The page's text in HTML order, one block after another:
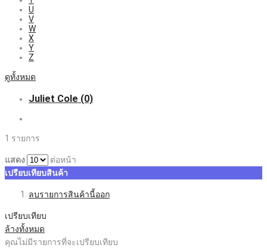
U
V
W
X
Y
Z
ดูทั้งหมด
Juliet Cole (0)
1 รายการ
แสดง
ต่อหน้า
เปรียบเทียบสินค้า
ลบรายการสินค้านี้ออก
เปรียบเทียบ
ล้างทั้งหมด
คุณไม่มีรายการที่จะเปรียบเทียบ